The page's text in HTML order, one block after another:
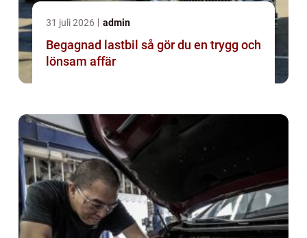
31 juli 2026 admin
Begagnad lastbil så gör du en trygg och
lönsam affär